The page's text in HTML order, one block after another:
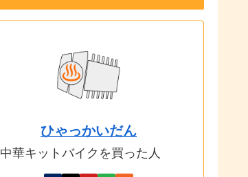
ひゃっかいだん
中華キットバイクを買った人